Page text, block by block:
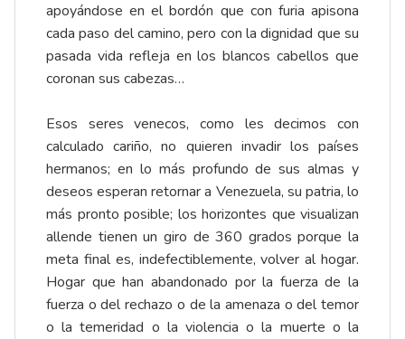
apoyándose en el bordón que con furia apisona
cada paso del camino, pero con la dignidad que su
pasada vida refleja en los blancos cabellos que
coronan sus cabezas…
Esos seres venecos, como les decimos con
calculado cariño, no quieren invadir los países
hermanos; en lo más profundo de sus almas y
deseos esperan retornar a Venezuela, su patria, lo
más pronto posible; los horizontes que visualizan
allende tienen un giro de 360 grados porque la
meta final es, indefectiblemente, volver al hogar.
Hogar que han abandonado por la fuerza de la
fuerza o del rechazo o de la amenaza o del temor
o la temeridad o la violencia o la muerte o la